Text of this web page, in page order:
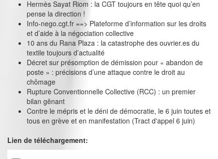
Hermès Sayat Riom : la CGT toujours en tête quoi qu’en
pense la direction !
Info-nego.cgt.fr ==> Plateforme d’information sur les droits
et d’aide à la négociation collective
10 ans du Rana Plaza : la catastrophe des ouvrier.es du
textile toujours d’actualité
Décret sur présomption de démission pour « abandon de
poste » : précisions d’une attaque contre le droit au
chômage
Rupture Conventionnelle Collective (RCC) : un premier
bilan gênant
Contre le mépris et le déni de démocratie, le 6 juin toutes et
tous en grève et en manifestation (Tract d'appel 6 juin)
Lien de téléchargement: